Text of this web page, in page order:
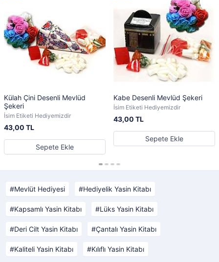
Külah Çini Desenli Mevlüd
Şekeri
İsim Etiketi Hediyemizdir
43,00 TL
Sepete Ekle
Kabe Desenli Mevlüd Şekeri
İsim Etiketi Hediyemizdir
43,00 TL
Sepete Ekle
Mevlüt Hediyesi Hediyelik Yasin Kitabı
Kapsamlı Yasin Kitabı Lüks Yasin Kitabı
Deri Cilt Yasin Kitabı Çantalı Yasin Kitabı
Kaliteli Yasin Kitabı Kılıflı Yasin Kitabı